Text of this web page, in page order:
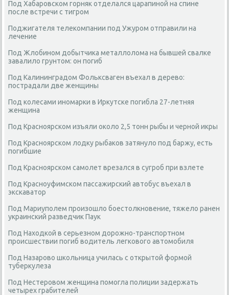
Под Хабаровском горняк отделался царапиной на спине
после встречи с тигром
Поджигателя телекомпании под Ужуром отправили на
лечение
Под Жлобином добытчика металлолома на бывшей свалке
завалило грунтом: он погиб
Под Калининградом Фольксваген въехал в дерево:
пострадали две женщины
Под колесами иномарки в Иркутске погибла 27-летняя
женщина
Под Красноярском изъяли около 2,5 тонн рыбы и черной икры
Под Красноярском лодку рыбаков затянуло под баржу, есть
погибшие
Под Красноярском самолет врезался в сугроб при взлете
Под Красноуфимском пассажирский автобус въехал в
экскаватор
Под Мариуполем произошло боестолкновение, тяжело ранен
украинский разведчик Паук
Под Находкой в серьезном дорожно-транспортном
происшествии погиб водитель легкового автомобиля
Под Назарово школьница училась с открытой формой
туберкулеза
Под Нестеровом женщина помогла полиции задержать
четырех грабителей